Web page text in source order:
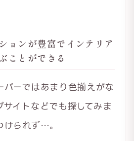
ョンが豊富でインテリア
ことができる
パーではあまり色揃えがな
サイトなどでも探してみま
けられず…。